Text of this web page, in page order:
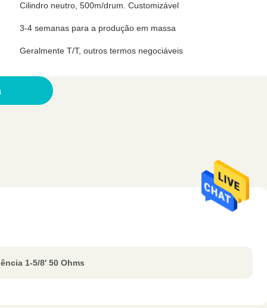
Cilindro neutro, 500m/drum. Customizável
3-4 semanas para a produção em massa
Geralmente T/T, outros termos negociáveis
1-5/8' 50 Ohms